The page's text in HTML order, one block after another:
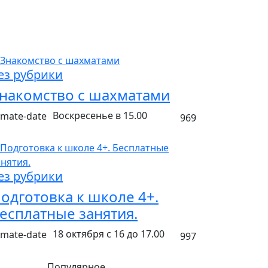
рубрики
с шахматами
Воскресенье в 15.00 969
рубрики
к школе 4+.
занятия.
18 октября с 16 до 17.00 997